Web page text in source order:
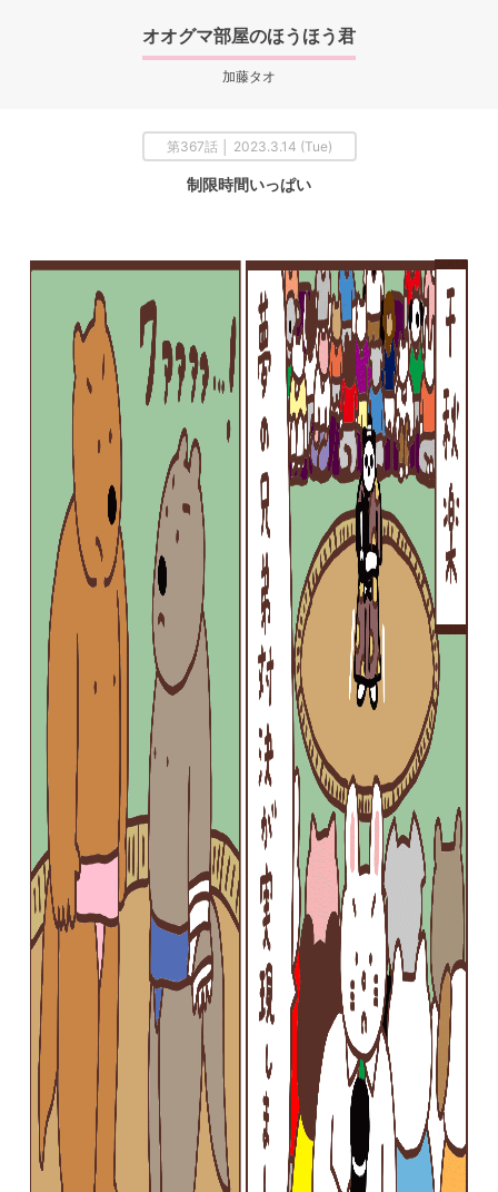
オオグマ部屋のほうほう君
加藤タオ
第367話 │ 2023.3.14 (Tue)
制限時間いっぱい